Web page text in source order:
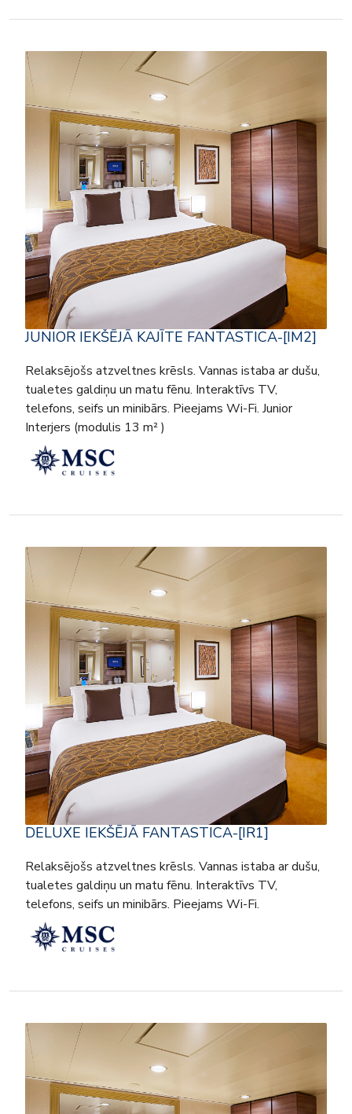
JUNIOR IEKŠĒJĀ KAJĪTE FANTASTICA-[IM2]
Relaksējošs atzveltnes krēsls. Vannas istaba ar dušu,
tualetes galdiņu un matu fēnu. Interaktīvs TV,
telefons, seifs un minibārs. Pieejams Wi-Fi. Junior
Interjers (modulis 13 m² )
DELUXE IEKŠĒJĀ FANTASTICA-[IR1]
Relaksējošs atzveltnes krēsls. Vannas istaba ar dušu,
tualetes galdiņu un matu fēnu. Interaktīvs TV,
telefons, seifs un minibārs. Pieejams Wi-Fi.